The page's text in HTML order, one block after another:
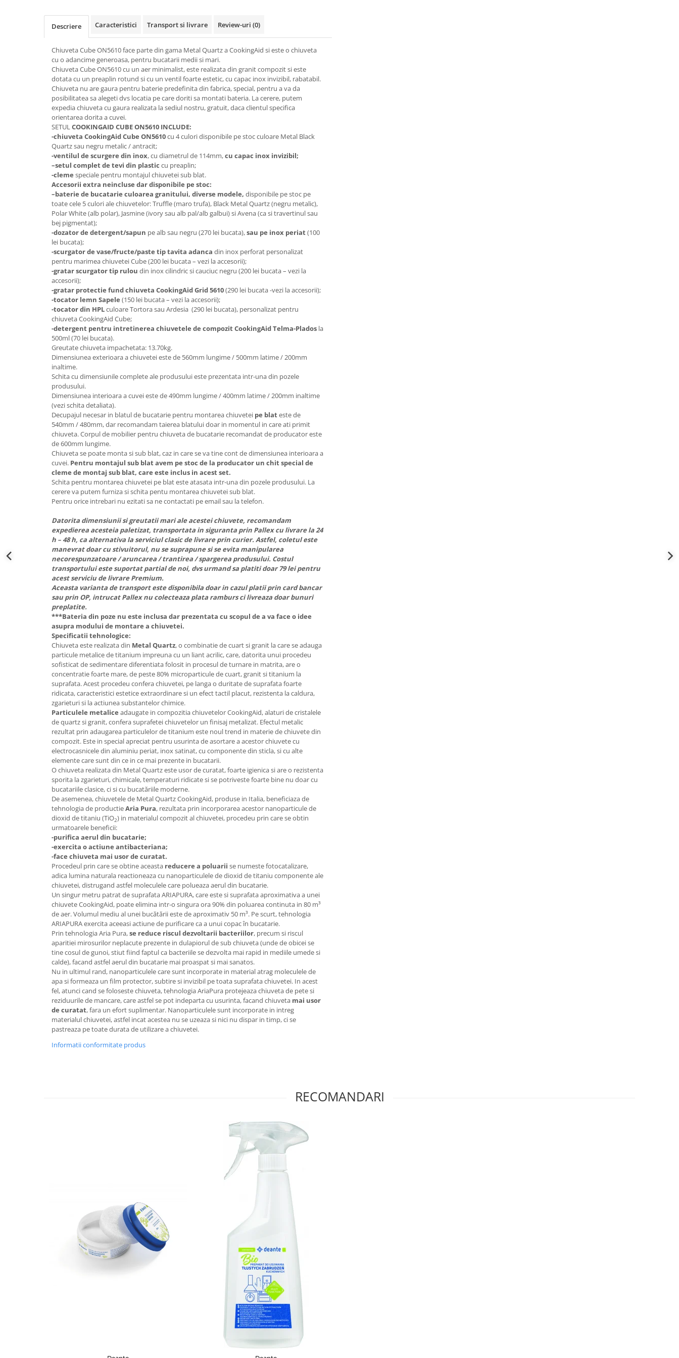
Descriere Caracteristici Transport si livrare Review-uri (0)
Chiuveta Cube ON5610 face parte din gama Metal Quartz a CookingAid si este o chiuveta
cu o adancime generoasa, pentru bucatarii medii si mari.
Chiuveta Cube ON5610 cu un aer minimalist, este realizata din granit compozit si este
dotata cu un preaplin rotund si cu un ventil foarte estetic, cu capac inox invizibil, rabatabil.
Chiuveta nu are gaura pentru baterie predefinita din fabrica, special, pentru a va da
posibilitatea sa alegeti dvs locatia pe care doriti sa montati bateria. La cerere, putem
expedia chiuveta cu gaura realizata la sediul nostru, gratuit, daca clientul specifica
orientarea dorita a cuvei.
SETULCOOKINGAID CUBE ON5610 INCLUDE:
-chiuveta CookingAid Cube ON5610cu 4 culori disponibile pe stoc culoare Metal Black
Quartz sau negru metalic / antracit;
-ventilul de scurgere din inox, cu diametrul de 114mm,cu capac inox invizibil;
–setul complet de tevi din plastic cu preaplin;
-cleme speciale pentru montajul chiuvetei sub blat.
Accesorii extra neincluse dar disponibile pe stoc:
–baterie de bucatarie culoarea granitului, diverse modele, disponibile pe stoc pe
toate cele 5 culori ale chiuvetelor: Truffle (maro trufa), Black Metal Quartz (negru metalic),
Polar White (alb polar), Jasmine (ivory sau alb pal/alb galbui) si Avena (ca si travertinul sau
bej pigmentat);
-dozator de detergent/sapun pe alb sau negru (270 lei bucata),sau pe inox periat(100
lei bucata);
-scurgator de vase/fructe/paste tip tavita adanca din inox perforat personalizat
pentru marimea chiuvetei Cube (200 lei bucata – vezi la accesorii);
-gratar scurgator tip rulou din inox cilindric si cauciuc negru (200 lei bucata – vezi la
accesorii);
-gratar protectie fund chiuveta CookingAid Grid 5610(290 lei bucata -vezi la accesorii);
-tocator lemn Sapele (150 lei bucata – vezi la accesorii);
-tocator din HPLculoare Tortora sau Ardesia (290 lei bucata), personalizat pentru
chiuveta CookingAid Cube;
-detergent pentru intretinerea chiuvetele de compozit CookingAid Telma-Plados la
500ml (70 lei bucata).
Greutate chiuveta impachetata: 13.70kg.
Dimensiunea exterioara a chiuvetei este de 560mm lungime / 500mm latime / 200mm
inaltime.
Schita cu dimensiunile complete ale produsului este prezentata intr-una din pozele
produsului.
Dimensiunea interioara a cuvei este de 490mm lungime / 400mm latime / 200mm inaltime
(vezi schita detaliata).
Decupajul necesar in blatul de bucatarie pentru montarea chiuvetei pe blateste de
540mm / 480mm, dar recomandam taierea blatului doar in momentul in care ati primit
chiuveta. Corpul de mobilier pentru chiuveta de bucatarie recomandat de producator este
de 600mm lungime.
Chiuveta se poate monta si sub blat, caz in care se va tine cont de dimensiunea interioara a
cuvei. Pentru montajul sub blat avem pe stoc de la producator un chit special de
cleme de montaj sub blat, care este inclus in acest set.
Schita pentru montarea chiuvetei pe blat este atasata intr-una din pozele produsului. La
cerere va putem furniza si schita pentu montarea chiuvetei sub blat.
Pentru orice intrebari nu ezitati sa ne contactati pe email sau la telefon.
Datorita dimensiunii si greutatii mari ale acestei chiuvete, recomandam
expedierea acesteia paletizat, transportata in siguranta prin Pallex cu livrare la 24
h – 48 h, ca alternativa la serviciul clasic de livrare prin curier. Astfel, coletul este
manevrat doar cu stivuitorul, nu se suprapune si se evita manipularea
necorespunzatoare / aruncarea / trantirea / spargerea produsului. Costul
transportului este suportat partial de noi, dvs urmand sa platiti doar 79 lei pentru
acest serviciu de livrare Premium.
Aceasta varianta de transport este disponibila doar in cazul platii prin card bancar
sau prin OP, intrucat Pallex nu colecteaza plata ramburs ci livreaza doar bunuri
preplatite.
***Bateria din poze nu este inclusa dar prezentata cu scopul de a va face o idee
asupra modului de montare a chiuvetei.
Specificatii tehnologice:
Chiuveta este realizata din Metal Quartz, o combinatie de cuart si granit la care se adauga
particule metalice de titanium impreuna cu un liant acrilic, care, datorita unui procedeu
sofisticat de sedimentare diferentiata folosit in procesul de turnare in matrita, are o
concentratie foarte mare, de peste 80% microparticule de cuart, granit si titanium la
suprafata. Acest procedeu confera chiuvetei, pe langa o duritate de suprafata foarte
ridicata, caracteristici estetice extraordinare si un efect tactil placut, rezistenta la caldura,
zgarieturi si la actiunea substantelor chimice.
Particulele metalice adaugate in compozitia chiuvetelor CookingAid, alaturi de cristalele
de quartz si granit, confera suprafetei chiuvetelor un finisaj metalizat. Efectul metalic
rezultat prin adaugarea particulelor de titanium este noul trend in materie de chiuvete din
compozit. Este in special apreciat pentru usurinta de asortare a acestor chiuvete cu
electrocasnicele din aluminiu periat, inox satinat, cu componente din sticla, si cu alte
elemente care sunt din ce in ce mai prezente in bucatarii.
O chiuveta realizata din Metal Quartz este usor de curatat, foarte igienica si are o rezistenta
sporita la zgarieturi, chimicale, temperaturi ridicate si se potriveste foarte bine nu doar cu
bucatariile clasice, ci si cu bucatăriile moderne.
De asemenea, chiuvetele de Metal Quartz CookingAid, produse in Italia, beneficiaza de
tehnologia de productieAria Pura, rezultata prin incorporarea acestor nanoparticule de
dioxid de titaniu (TiO2) in materialul compozit al chiuvetei, procedeu prin care se obtin
urmatoarele beneficii:
-purifica aerul din bucatarie;
-exercita o actiune antibacteriana;
-face chiuveta mai usor de curatat.
Procedeul prin care se obtine aceasta reducere a poluarii se numeste fotocatalizare,
adica lumina naturala reactioneaza cu nanoparticulele de dioxid de titaniu componente ale
chiuvetei, distrugand astfel moleculele care polueaza aerul din bucatarie.
Un singur metru patrat de suprafata ARIAPURA, care este si suprafata aproximativa a unei
chiuvete CookingAid, poate elimina intr-o singura ora 90% din poluarea continuta in 80 m³
de aer. Volumul mediu al unei bucătării este de aproximativ 50 m³. Pe scurt, tehnologia
ARIAPURA exercita aceeasi actiune de purificare ca a unui copac în bucatarie.
Prin tehnologia Aria Pura,se reduce riscul dezvoltarii bacteriilor, precum si riscul
aparitiei mirosurilor neplacute prezente in dulapiorul de sub chiuveta (unde de obicei se
tine cosul de gunoi, stiut fiind faptul ca bacteriile se dezvolta mai rapid in mediile umede si
calde), facand astfel aerul din bucatarie mai proaspat si mai sanatos.
Nu in ultimul rand, nanoparticulele care sunt incorporate in material atrag moleculele de
apa si formeaza un film protector, subtire si invizibil pe toata suprafata chiuvetei. In acest
fel, atunci cand se foloseste chiuveta, tehnologia AriaPura protejeaza chiuveta de pete si
reziduurile de mancare, care astfel se pot indeparta cu usurinta, facand chiuveta mai usor
de curatat, fara un efort suplimentar. Nanoparticulele sunt incorporate in intreg
materialul chiuvetei, astfel incat acestea nu se uzeaza si nici nu dispar in timp, ci se
pastreaza pe toate durata de utilizare a chiuvetei.
Informatii conformitate produs
RECOMANDARI